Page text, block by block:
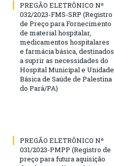
PREGÃO ELETRÔNICO Nº
032/2023-FMS-SRP (Registro
de Preço para Fornecimento
de material hospitalar,
medicamentos hospitalares
e farmácia básica, destinados
a suprir as necessidades do
Hospital Municipal e Unidade
Básica de Saúde de Palestina
do Pará/PA)
PREGÃO ELETRÔNICO Nº
031/2023-PMPP (Registro de
preço para futura aquisição